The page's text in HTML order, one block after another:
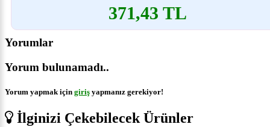
371,43 TL
Yorumlar
Yorum bulunamadı..
Yorum yapmak için giriş yapmanız gerekiyor!
İlginizi Çekebilecek Ürünler